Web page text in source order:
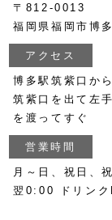
〒812-0013
福岡県福岡市博
アクセス
博多駅筑紫口か
筑紫口を出て左
を渡ってすぐ
営業時間
月～日、祝日、
翌0:00 ドリン